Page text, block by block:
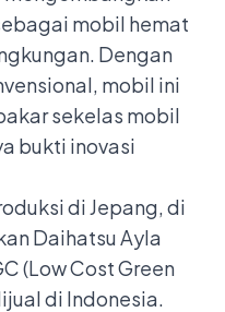
mobil hemat
Dengan
mobil ini
sekelas mobil
bukti inovasi
di Jepang, di
Daihatsu Ayla
(Low Cost Green
di Indonesia.